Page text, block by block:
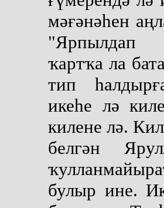
мәғәнәһен
"Ярпылдап
ҡартҡа ла
тип
икеһе лә
килене лә.
белгән
булыр ине.